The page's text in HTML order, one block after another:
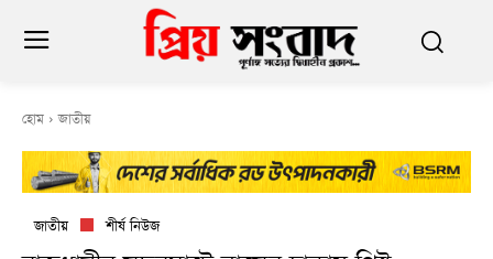
হোম জাতীয়
জাতীয় শীর্ষ নিউজ